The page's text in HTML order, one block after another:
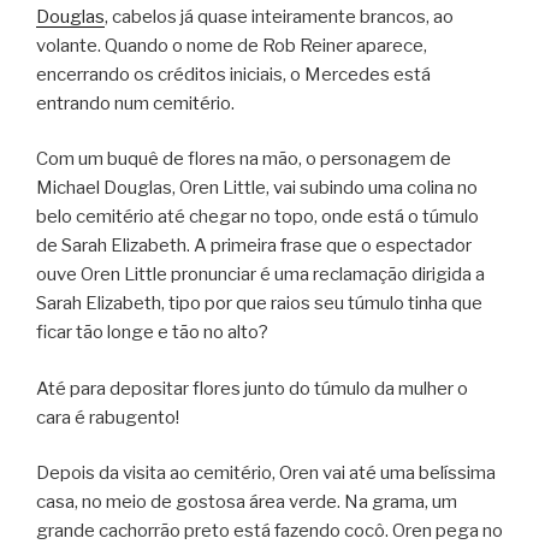
Douglas, cabelos já quase inteiramente brancos, ao
volante. Quando o nome de Rob Reiner aparece,
encerrando os créditos iniciais, o Mercedes está
entrando num cemitério.
Com um buquê de flores na mão, o personagem de
Michael Douglas, Oren Little, vai subindo uma colina no
belo cemitério até chegar no topo, onde está o túmulo
de Sarah Elizabeth. A primeira frase que o espectador
ouve Oren Little pronunciar é uma reclamação dirigida a
Sarah Elizabeth, tipo por que raios seu túmulo tinha que
ficar tão longe e tão no alto?
Até para depositar flores junto do túmulo da mulher o
cara é rabugento!
Depois da visita ao cemitério, Oren vai até uma belíssima
casa, no meio de gostosa área verde. Na grama, um
grande cachorrão preto está fazendo cocô. Oren pega no